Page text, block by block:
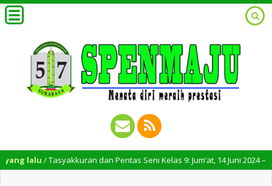
/ Tasyakkuran dan Pentas Seni Kelas 9: Jum’at, 14 Juni 2024 – Pukul